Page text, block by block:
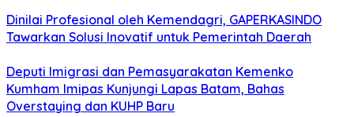
Dinilai Profesional oleh Kemendagri, GAPERKASINDO
Tawarkan Solusi Inovatif untuk Pemerintah Daerah
Deputi Imigrasi dan Pemasyarakatan Kemenko
Kumham Imipas Kunjungi Lapas Batam, Bahas
Overstaying dan KUHP Baru